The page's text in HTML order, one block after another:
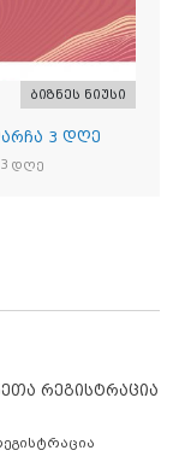
ბიზნეს ნიუსი
3 დღე
დღე
რეგისტრაცია